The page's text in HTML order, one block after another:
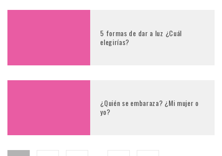
5 formas de dar a luz ¿Cuál
elegirías?
¿Quién se embaraza? ¿Mi mujer o
yo?